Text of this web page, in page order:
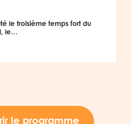
le troisième temps fort du
le…
le programme